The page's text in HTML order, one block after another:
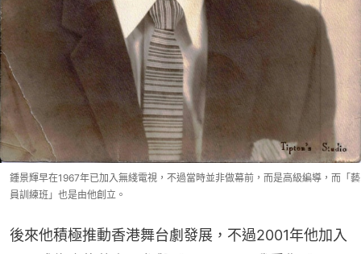
鍾景輝早在1967年已加入無綫電視，不過當時並非做幕前，而是高級編導，而「藝
員訓練班」也是由他創立。
後來他積極推動香港舞台劇發展，不過2001年他加入